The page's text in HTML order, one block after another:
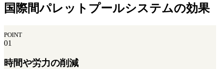
国際間パレットプールシステムの効果
POINT
01
時間や労力の削減